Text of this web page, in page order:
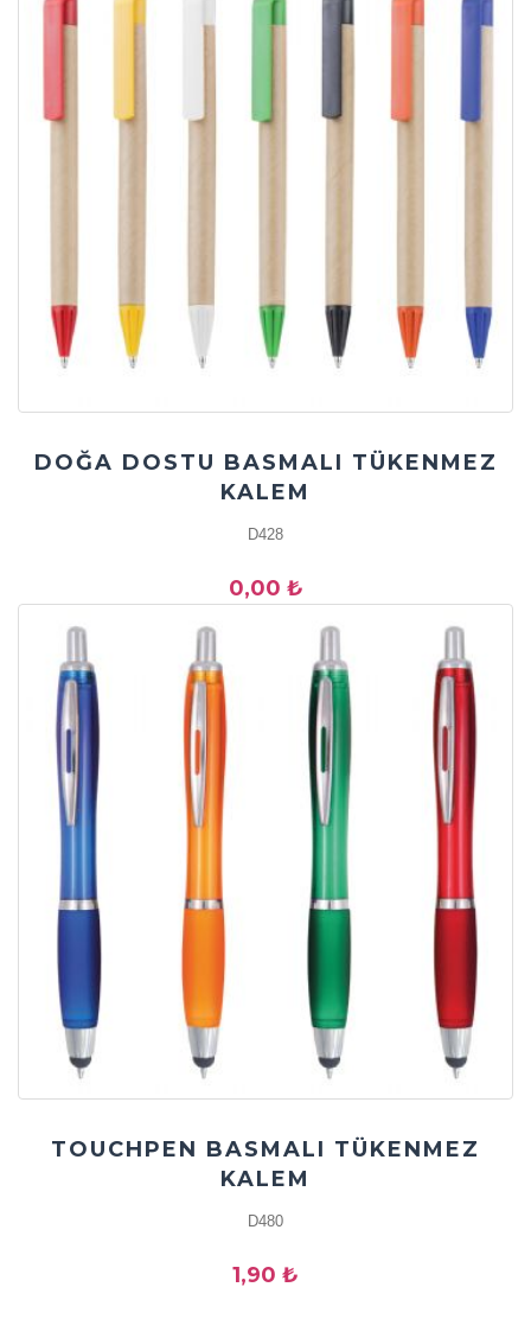
DOĞA DOSTU BASMALI TÜKENMEZ
KALEM
D428
0,00 ₺
TOUCHPEN BASMALI TÜKENMEZ
KALEM
D480
1,90 ₺